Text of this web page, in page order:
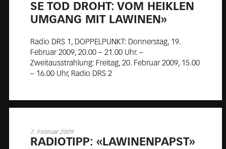
SE TOD DROHT: VOM HEIK­LEN
UM­GANG MIT LA­WI­NEN»
Radio DRS 1, DOPPELPUNKT: Donnerstag, 19.
Februar 2009, 20.00 – 21.00 Uhr. –
Zweitausstrahlung: Freitag, 20. Februar 2009, 15.00
– 16.00 Uhr, Radio DRS 2
7. Februar 2009
RA­DIO­TIPP: «LA­WI­NEN­PAPST»